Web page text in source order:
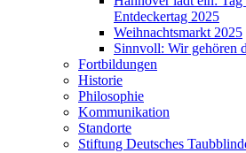
Entdeckertag 2025
Weihnachtsmarkt 2025
Sinnvoll: Wir gehören
Fortbildungen
Historie
Philosophie
Kommunikation
Standorte
Stiftung Deutsches